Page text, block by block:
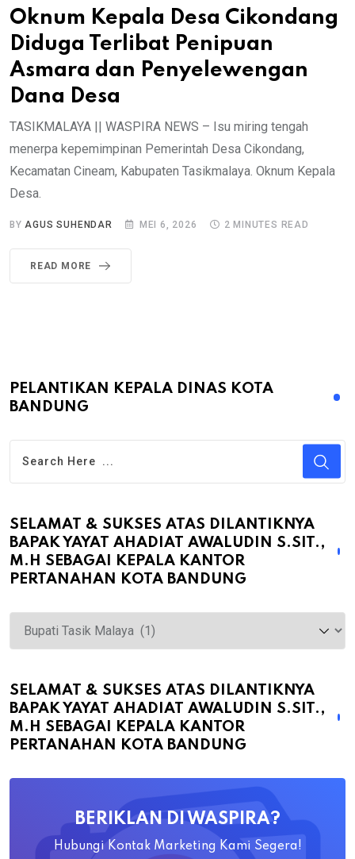
Oknum Kepala Desa Cikondang
Diduga Terlibat Penipuan
Asmara dan Penyelewengan
Dana Desa
​TASIKMALAYA || WASPIRA NEWS – Isu miring tengah
menerpa kepemimpinan Pemerintah Desa Cikondang,
Kecamatan Cineam, Kabupaten Tasikmalaya. Oknum Kepala
Desa.
BYAGUS SUHENDAR MEI 6, 2026 2 MINUTES READ
READ MORE
PELANTIKAN KEPALA DINAS KOTA
BANDUNG
SELAMAT & SUKSES ATAS DILANTIKNYA
BAPAK YAYAT AHADIAT AWALUDIN S.SIT.,
M.H SEBAGAI KEPALA KANTOR
PERTANAHAN KOTA BANDUNG
Selamat
&
atas
Dilantiknya
Bapak
Ahadiat
SELAMAT & SUKSES ATAS DILANTIKNYA
BAPAK YAYAT AHADIAT AWALUDIN S.SIT.,
M.H SEBAGAI KEPALA KANTOR
PERTANAHAN KOTA BANDUNG
BERIKLAN DI WASPIRA?
Hubungi Kontak Marketing Kami Segera!